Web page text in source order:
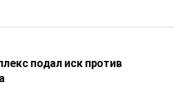
подал иск против